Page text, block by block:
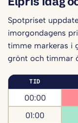
Spotpriset
imorgondagens
timme markeras i
grönt och timmar
TID
00:00
01:00